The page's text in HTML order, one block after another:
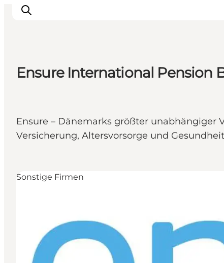
Ensure International Pension
Ensure – Dänemarks größter
Versicherung, Altersvorsorge und
Sonstige Firmen